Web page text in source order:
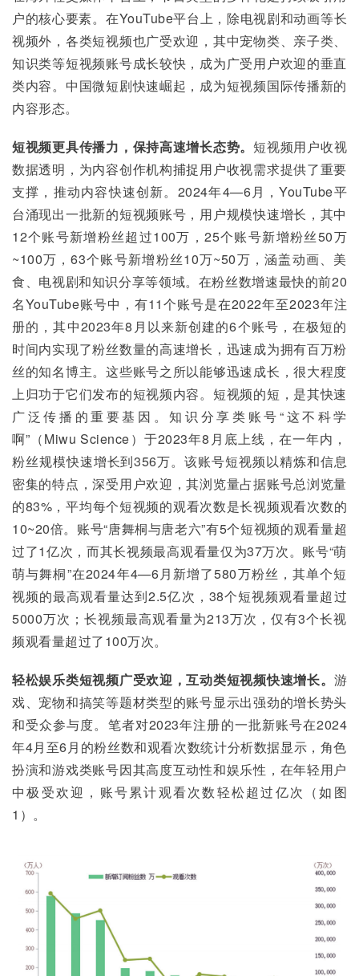
户的核心要素。在YouTube平台上，除电视剧和动画等长
视频外，各类短视频也广受欢迎，其中宠物类、亲子类、
知识类等短视频账号成长较快，成为广受用户欢迎的垂直
类内容。中国微短剧快速崛起，成为短视频国际传播新的
内容形态。
短视频更具传播力，保持高速增长态势。短视频用户收视
数据透明，为内容创作机构捕捉用户收视需求提供了重要
支撑，推动内容快速创新。2024年4—6月，YouTube平
台涌现出一批新的短视频账号，用户规模快速增长，其中
12个账号新增粉丝超过100万，25个账号新增粉丝50万
~100万，63个账号新增粉丝10万~50万，涵盖动画、美
食、电视剧和知识分享等领域。在粉丝数增速最快的前20
名YouTube账号中，有11个账号是在2022年至2023年注
册的，其中2023年8月以来新创建的6个账号，在极短的
时间内实现了粉丝数量的高速增长，迅速成为拥有百万粉
丝的知名博主。这些账号之所以能够迅速成长，很大程度
上归功于它们发布的短视频内容。短视频的短，是其快速
广泛传播的重要基因。知识分享类账号“这不科学
啊”（Miwu Science）于2023年8月底上线，在一年内，
粉丝规模快速增长到356万。该账号短视频以精炼和信息
密集的特点，深受用户欢迎，其浏览量占据账号总浏览量
的83%，平均每个短视频的观看次数是长视频观看次数的
10~20倍。账号“唐舞桐与唐老六”有5个短视频的观看量超
过了1亿次，而其长视频最高观看量仅为37万次。账号“萌
萌与舞桐”在2024年4—6月新增了580万粉丝，其单个短
视频的最高观看量达到2.5亿次，38个短视频观看量超过
5000万次；长视频最高观看量为213万次，仅有3个长视
频观看量超过了100万次。
轻松娱乐类短视频广受欢迎，互动类短视频快速增长。 游
戏、宠物和搞笑等题材类型的账号显示出强劲的增长势头
和受众参与度。笔者对2023年注册的一批新账号在2024
年4月至6月的粉丝数和观看次数统计分析数据显示，角色
扮演和游戏类账号因其高度互动性和娱乐性，在年轻用户
中极受欢迎，账号累计观看次数轻松超过亿次（如图
1）。